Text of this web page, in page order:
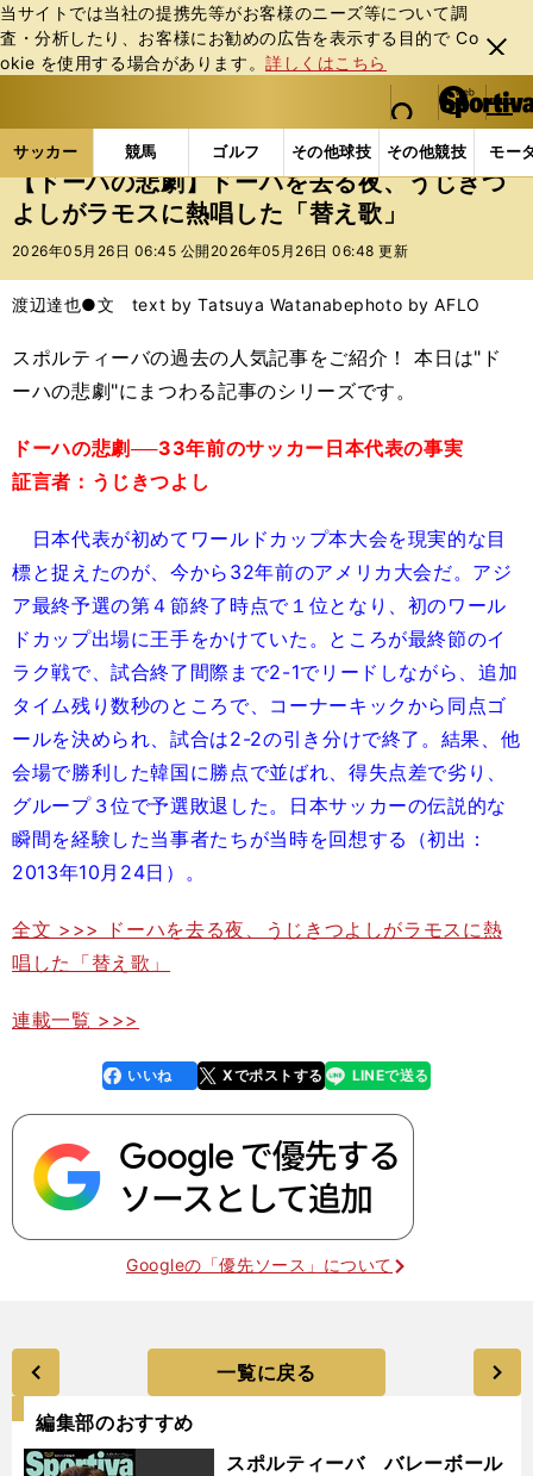
当サイトでは当社の提携先等がお客様のニーズ等について調
査・分析したり、お客様にお勧めの広告を表⽰する⽬的で Co
okie を使⽤する場合があります。詳しくはこちら
閉じ
る
web Sportiva (webスポルティーバ)
検索
マイペ
ー
ジ
メニュ
サッカー 競馬 ゴルフ その他球技 その他競技 モー
ス
ポ
ル
バ
サッカーの記事一覧 サッカー代表 日本代表 【
【ドーハの悲劇】ドーハを去る夜、うじきつ
よしがラモスに熱唱した「替え歌」
2026年05月26日 06:45 公開 2026年05月26日 06:48 更新
渡辺達也●文 text by Tatsuya Watanabephoto by AFLO
スポルティーバの過去の人気記事をご紹介！ 本日は"ド
ーハの悲劇"にまつわる記事のシリーズです。
ドーハの悲劇──33年前のサッカー日本代表の事実
証言者：うじきつよし
日本代表が初めてワールドカップ本大会を現実的な目
標と捉えたのが、今から32年前のアメリカ大会だ。アジ
ア最終予選の第４節終了時点で１位となり、初のワール
ドカップ出場に王手をかけていた。ところが最終節のイ
ラク戦で、試合終了間際まで2-1でリードしながら、追加
タイム残り数秒のところで、コーナーキックから同点ゴ
ールを決められ、試合は2-2の引き分けで終了。結果、他
会場で勝利した韓国に勝点で並ばれ、得失点差で劣り、
グループ３位で予選敗退した。日本サッカーの伝説的な
瞬間を経験した当事者たちが当時を回想する（初出：
2013年10月24日）。
全文 >>> ドーハを去る夜、うじきつよしがラモスに熱
唱した「替え歌」
連載一覧 >>>
faceboo
k
いいね Xでポストする
line LINEで送る
Googleの「優先ソース」について
一覧に戻る
編集部のおすすめ
スポルティーバ バレーボール